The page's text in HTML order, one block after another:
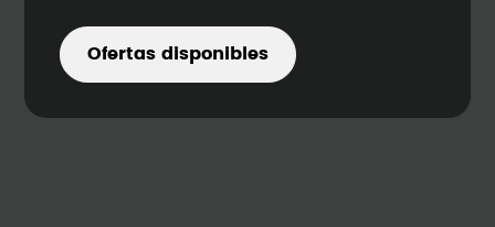
Ofertas disponibles